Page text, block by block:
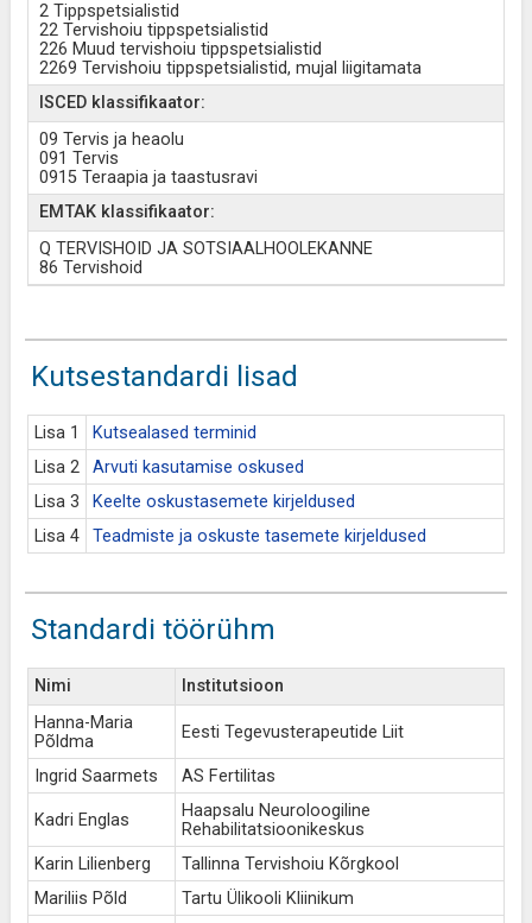
2 Tippspetsialistid
22 Tervishoiu tippspetsialistid
226 Muud tervishoiu tippspetsialistid
2269 Tervishoiu tippspetsialistid, mujal liigitamata
ISCED klassifikaator:
09 Tervis ja heaolu
091 Tervis
0915 Teraapia ja taastusravi
EMTAK klassifikaator:
Q TERVISHOID JA SOTSIAALHOOLEKANNE
86 Tervishoid
Kutsestandardi lisad
Lisa 1
Kutsealased terminid
Lisa 2
Arvuti kasutamise oskused
Lisa 3
Keelte oskustasemete kirjeldused
Lisa 4
Teadmiste ja oskuste tasemete kirjeldused
Standardi töörühm
Nimi
Institutsioon
Hanna-Maria
Põldma
Eesti Tegevusterapeutide Liit
Ingrid Saarmets AS Fertilitas
Kadri Englas
Haapsalu Neuroloogiline
Rehabilitatsioonikeskus
Karin Lilienberg
Tallinna Tervishoiu Kõrgkool
Mariliis Põld
Tartu Ülikooli Kliinikum